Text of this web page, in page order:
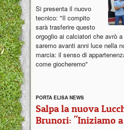
Si presenta il nuovo
tecnico: "Il compito
sarà trasferire questo
orgoglio ai calciatori che avrò
saremo avanti anni luce nella
marcia: il senso di
come giocheremo"
PORTA ELISA NEWS
Salpa la nuova
Brunori: "Iniziamo